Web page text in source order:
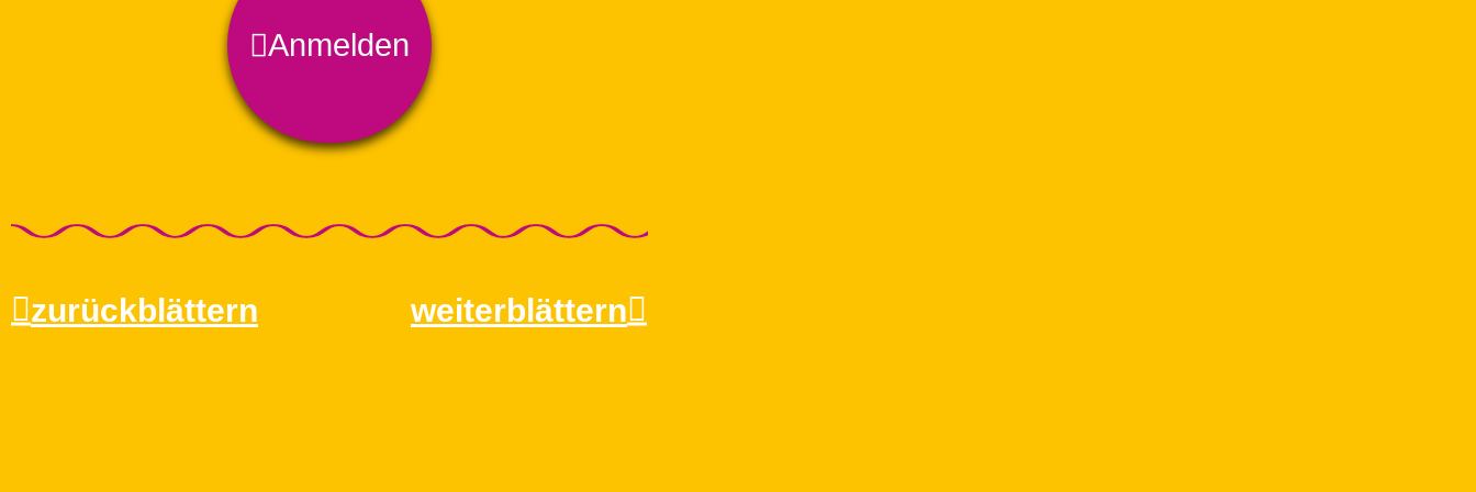
Anmelden
zurückblättern weiterblättern